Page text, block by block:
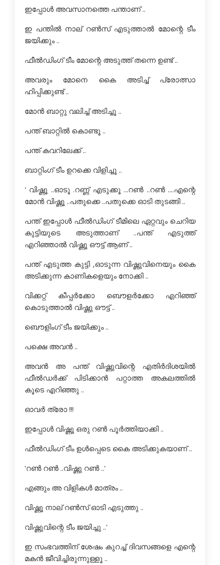
ഇപ്പോള്‍ അവസാനത്തെ പന്താണ് ..
ഇ പന്തില്‍ നാല് റണ്‍സ് എടുത്താല്‍ മോന്റെ ടീം
ജയിക്കും ..
ഫീല്‍ഡിംഗ് ടീം മോന്റെ അടുത്ത് തന്നെ ഉണ്ട് ..
അവരും മോനെ കൈ അടിച്ച് പ്രോത്സാ
ഹിപ്പിക്കുണ്ട് ..
മോന്‍ ബാറ്റു വലിച്ച് അടിച്ചൂ ..
പന്ത് ബാറ്റില്‍ കൊണ്ടൂ ..
പന്ത് കവറിലേക്ക് ..
ബാറ്റിംഗ് ടീം ഉറക്കെ വിളിച്ചൂ ..
' വിഷ്ണൂ ..ഓടൂ .റണ്ണ്‍ എടുക്കൂ ...റണ്‍ ..റണ്‍ ....എന്റെ
മോന്‍ വിഷ്ണൂ ..പതുക്കെ ..പതുക്കെ ഓടി തുടങ്ങി ..
പന്ത് ഇപ്പോള്‍ ഫീല്‍ഡിംഗ് ടീമിലെ ഏറ്റവും ചെറിയ
കുട്ടിയുടെ അടുത്താണ് ..പന്ത് എടുത്ത്
എറിഞ്ഞാല്‍ വിഷ്ണൂ ഔട്ട്‌ ആണ് ..
പന്ത് എടുത്ത കുട്ടി ,ഓടുന്ന വിഷ്ണുവിനെയും കൈ
അടിക്കുന്ന കാണികളെയും നോക്കി ..
വിക്കറ്റ് കീപ്പര്‍ക്കോ ബൌളര്‍ക്കോ എറിഞ്ഞ്
കൊടുത്താല്‍ വിഷ്ണു ഔട്ട്‌ ..
ബൌളിംഗ് ടീം ജയിക്കും ..
പക്ഷെ അവന്‍ ..
അവന്‍ അ പന്ത് വിഷ്ണുവിന്റെ എതിര്‍ദിശയില്‍
ഫീല്‍ഡര്‍ക്ക് പിടിക്കാന്‍ പറ്റാത്ത അകലത്തില്‍
കൂടെ എറിഞ്ഞു ..
ഓവര്‍ ത്രോ !!!
ഇപ്പോള്‍ വിഷ്ണൂ ഒരു റണ്‍ പൂര്‍ത്തിയാക്കി ..
ഫീല്‍ഡിംഗ് ടീം ഉള്‍പ്പെടെ കൈ അടിക്കുകയാണ് ..
'റണ്‍ റണ്‍ ..വിഷ്ണു റണ്‍ ..'
എങ്ങും അ വിളികള്‍ മാത്രം ..
വിഷ്ണൂ നാല് റണ്‍സ് ഓടി എടുത്തു ..
വിഷ്ണുവിന്റെ ടീം ജയിച്ചു ..'
ഇ സംഭവത്തിന്‌ ശേഷം കുറച്ച് ദിവസങ്ങളെ എന്റെ
മകന്‍ ജീവിച്ചിരുന്നുള്ളൂ ..